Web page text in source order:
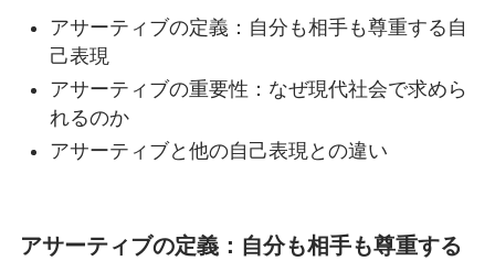
アサーティブの定義：自分も相手も尊重する自
己表現
アサーティブの重要性：なぜ現代社会で求めら
れるのか
アサーティブと他の自己表現との違い
アサーティブの定義：自分も相手も尊重する